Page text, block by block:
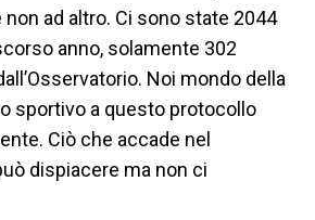
ad altro. Ci sono state 2044
anno, solamente 302
Noi mondo della
sportivo a questo protocollo
Ciò che accade nel
dispiacere ma non ci